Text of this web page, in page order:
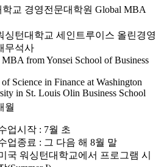
학교 경영전문대학원 Global MBA
싱턴대학교 세인트루이스 올린경영
무석사
from Yonsei School of Business
Science in Finance at Washington
in St. Louis Olin Business School
월
업시작 : 7월 초
업종료 : 그 다음 해 8월 말
국 워싱턴대학교에서 프로그램 시